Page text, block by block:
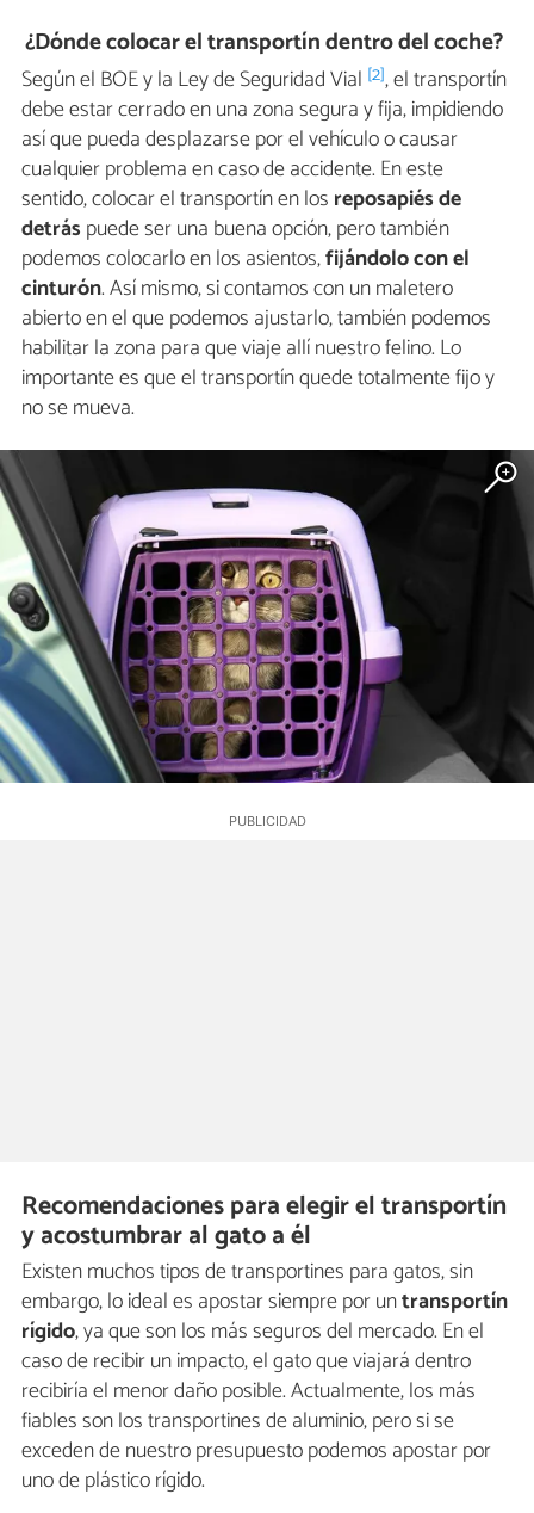
¿Dónde colocar el transportín dentro del coche?
Según el BOE y la Ley de Seguridad Vial [2], el transportín
debe estar cerrado en una zona segura y fija, impidiendo
así que pueda desplazarse por el vehículo o causar
cualquier problema en caso de accidente. En este
sentido, colocar el transportín en los reposapiés de
detrás puede ser una buena opción, pero también
podemos colocarlo en los asientos,fijándolo con el
cinturón. Así mismo, si contamos con un maletero
abierto en el que podemos ajustarlo, también podemos
habilitar la zona para que viaje allí nuestro felino. Lo
importante es que el transportín quede totalmente fijo y
no se mueva.
Recomendaciones para elegir el transportín
y acostumbrar al gato a él
Existen muchos tipos de transportines para gatos, sin
embargo, lo ideal es apostar siempre por untransportín
rígido, ya que son los más seguros del mercado. En el
caso de recibir un impacto, el gato que viajará dentro
recibiría el menor daño posible. Actualmente, los más
fiables son los transportines de aluminio, pero si se
exceden de nuestro presupuesto podemos apostar por
uno de plástico rígido.